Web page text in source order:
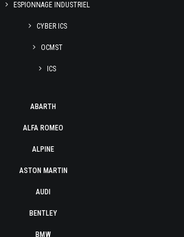
ESPIONNAGE INDUSTRIEL
CYBER ICS
OCMST
ICS
ABARTH
ALFA ROMEO
ALPINE
ASTON MARTIN
AUDI
BENTLEY
BMW